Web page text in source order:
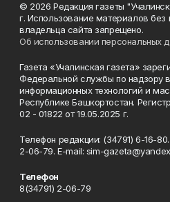
© 2026 Редакция газеты
г. Использование материалов без
владельца сайта запрещено.
Об использовании персональных
Газета «Учалинская газета»
Федеральной службы по надзору
информационных технологий и
Республике Башкортостан.
02 - 01822 от 19.05.2025 г.
Телефон редакции: (34791) 6-16-
2-06-79. Е-mаil: sim-
Телефон
8(34791) 2-06-79